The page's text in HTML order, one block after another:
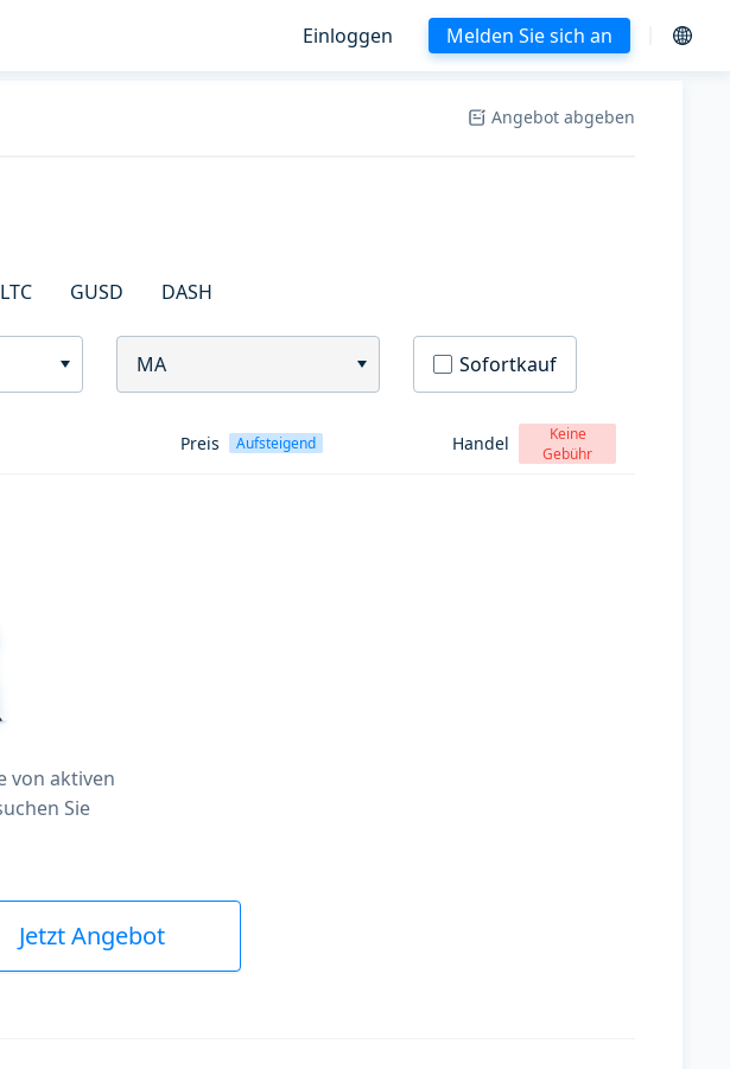
Einloggen Melden Sie sich an
Angebot abgeben
LTC GUSD DASH
MA Sofortkauf
Preis Aufsteigend Handel
Keine
Gebühr
von aktiven
Sie
Jetzt Angebot